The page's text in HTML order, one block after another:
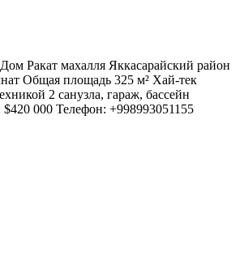
Ракат махалля Яккасарайский район
Общая площадь 325 м² Хай-тек
2 санузла, гараж, бассейн
000 Телефон: +998993051155